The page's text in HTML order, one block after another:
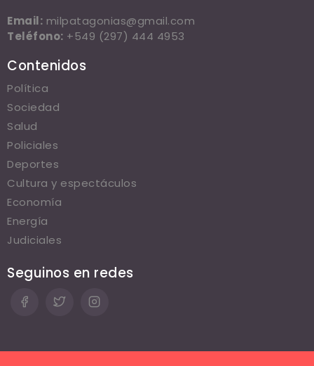
Email: milpatagonias@gmail.com
Teléfono: +549 (297) 444 4953
Contenidos
Política
Sociedad
Salud
Policiales
Deportes
Cultura y espectáculos
Economía
Energía
Judiciales
Seguinos en redes